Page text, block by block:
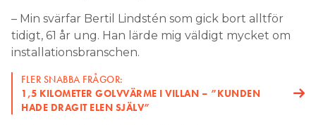
– Min svärfar Bertil Lindstén som gick bort alltför
tidigt, 61 år ung. Han lärde mig väldigt mycket om
installationsbranschen.
FLER SNABBA FRÅGOR:
1,5 KILOMETER GOLVVÄRME I VILLAN – ”KUNDEN
HADE DRAGIT ELEN SJÄLV”